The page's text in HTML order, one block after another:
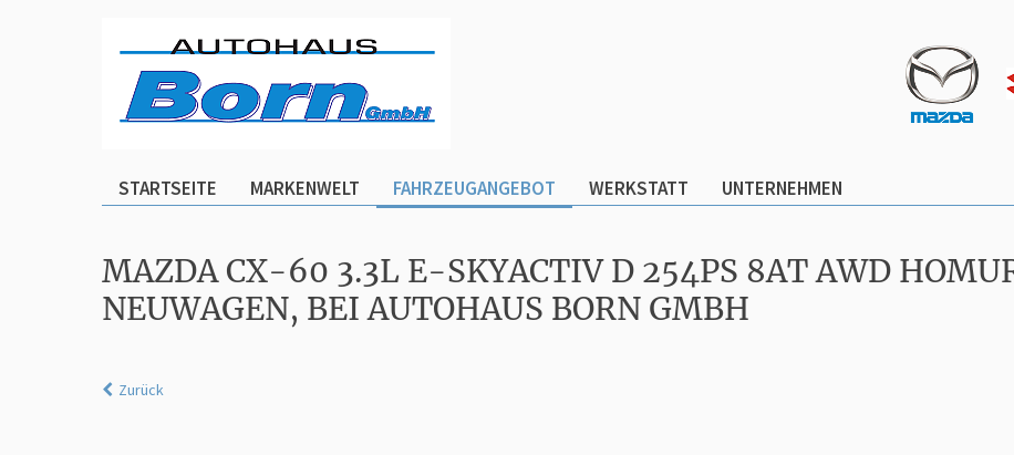
STARTSEITE MARKENWELT FAHRZEUGANGEBOT WERKSTATT UNTERNEHMEN
MAZDA CX-60 3.3L E-SKYACTIV D 254PS 8AT AWD
NEUWAGEN, BEI AUTOHAUS BORN GMBH
Zurück